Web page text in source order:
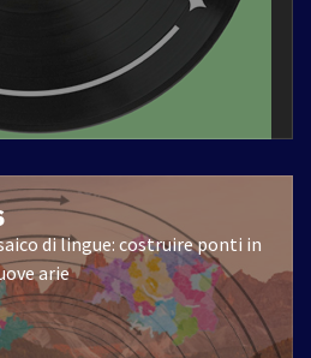
di lingue: costruire ponti in
arie